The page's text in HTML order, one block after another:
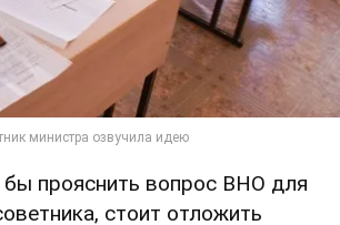
прояснить вопрос ВНО для
стоит отложить